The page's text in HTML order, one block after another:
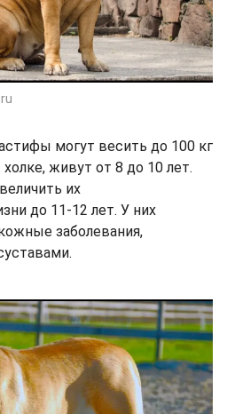
могут весить до 100 кг
живут от 8 до 10 лет.
их
до 11-12 лет. У них
заболевания,